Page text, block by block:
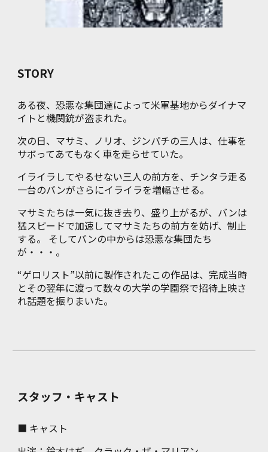
STORY
ある夜、恐悪な集団達によって米軍基地からダイナマ
イトと機関銃が盗まれた。
次の日、マサミ、ノリオ、ジンパチの三人は、仕事を
サボってあてもなく車を走らせていた。
イライラしてやるせない三人の前方を、チンタラ走る
一台のバンがさらにイライラを増幅させる。
マサミたちは一気に抜き去り、盛り上がるが、バンは
猛スピードで加速してマサミたちの前方を妨げ、制止
する。 そしてバンの中からは恐悪な集団たち
が・・・。
“ゲロリスト”以前に製作されたこの作品は、完成当時
とその翌年に渡って数々の大学の学園祭で招待上映さ
れ話題を振りまいた。
スタッフ・キャスト
■ キャスト